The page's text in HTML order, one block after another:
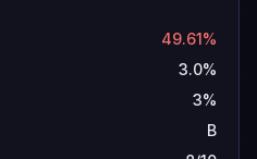
49.61%
3.0%
3%
B